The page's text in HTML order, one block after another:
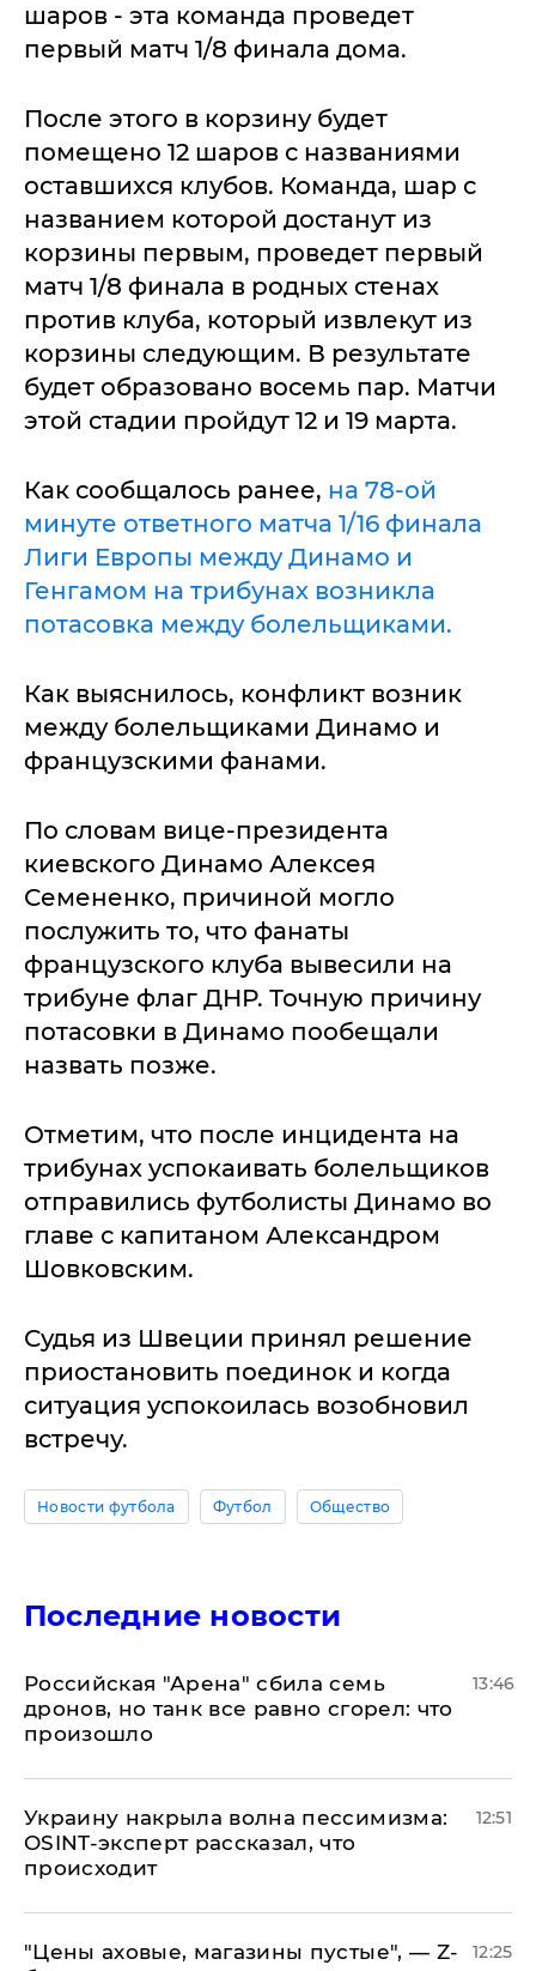
шаров - эта команда проведет
первый матч 1/8 финала дома.
После этого в корзину будет
помещено 12 шаров с названиями
оставшихся клубов. Команда, шар с
названием которой достанут из
корзины первым, проведет первый
матч 1/8 финала в родных стенах
против клуба, который извлекут из
корзины следующим. В результате
будет образовано восемь пар. Матчи
этой стадии пройдут 12 и 19 марта.
Как сообщалось ранее, на 78-ой
минуте ответного матча 1/16 финала
Лиги Европы между Динамо и
Генгамом на трибунах возникла
потасовка между болельщиками.
Как выяснилось, конфликт возник
между болельщиками Динамо и
французскими фанами.
По словам вице-президента
киевского Динамо Алексея
Семененко, причиной могло
послужить то, что фанаты
французского клуба вывесили на
трибуне флаг ДНР. Точную причину
потасовки в Динамо пообещали
назвать позже.
Отметим, что после инцидента на
трибунах успокаивать болельщиков
отправились футболисты Динамо во
главе с капитаном Александром
Шовковским.
Судья из Швеции принял решение
приостановить поединок и когда
ситуация успокоилась возобновил
встречу.
Новости футбола Футбол Общество
Последние новости
​Российская "Арена" сбила семь
дронов, но танк все равно сгорел: что
произошло
13:46
​Украину накрыла волна пессимизма:
OSINT-эксперт рассказал, что
происходит
12:51
​"Цены аховые, магазины пустые", — Z-
12:25